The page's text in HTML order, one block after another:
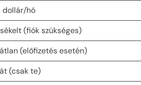
dollár/hó
(fiók szükséges)
(előfizetés esetén)
(csak te)